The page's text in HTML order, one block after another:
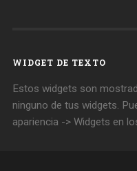
WIDGET DE TEXTO
Estos widgets son
ninguno de tus widgets.
apariencia -> Widgets en